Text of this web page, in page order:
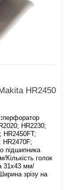
HR2450
перфоратор
HR2230;
HR2450FT;
HR2470F;
підшипника
голок
31х43 мм/
Ширина зрізу на